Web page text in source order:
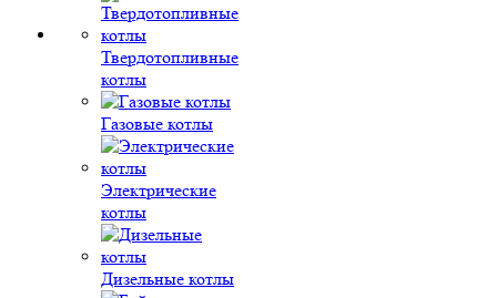
Твердотопливные
котлы
Газовые котлы
Электрические
котлы
Дизельные котлы